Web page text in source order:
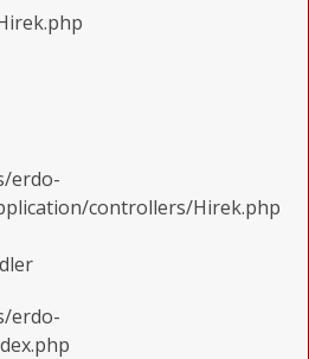
erdo-
controllers/Hirek.php
erdo-